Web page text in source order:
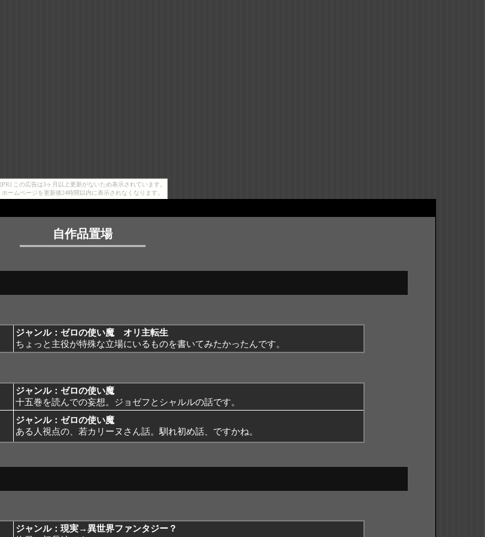
[PR] この広告は3ヶ月以上更新がないため表示されています。
ホームページを更新後24時間以内に表示されなくなります。
自作品置場
ジャンル：ゼロの使い魔 オリ主転生
ちょっと主役が特殊な立場にいるものを書いてみたかったんです。
ジャンル：ゼロの使い魔
十五巻を読んでの妄想。ジョゼフとシャルルの話です。
ジャンル：ゼロの使い魔
ある人視点の、若カリーヌさん話。馴れ初め話、ですかね。
ジャンル：現実→異世界ファンタジー？